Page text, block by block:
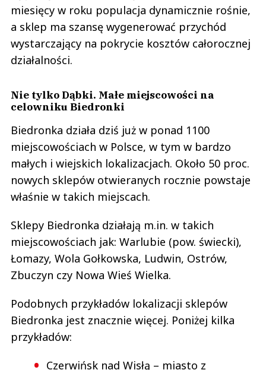
miesięcy w roku populacja dynamicznie rośnie,
a sklep ma szansę wygenerować przychód
wystarczający na pokrycie kosztów całorocznej
działalności.
Nie tylko Dąbki. Małe miejscowości na
celowniku Biedronki
Biedronka działa dziś już w ponad 1100
miejscowościach w Polsce, w tym w bardzo
małych i wiejskich lokalizacjach. Około 50 proc.
nowych sklepów otwieranych rocznie powstaje
właśnie w takich miejscach.
Sklepy Biedronka działają m.in. w takich
miejscowościach jak: Warlubie (pow. świecki),
Łomazy, Wola Gołkowska, Ludwin, Ostrów,
Zbuczyn czy Nowa Wieś Wielka.
Podobnych przykładów lokalizacji sklepów
Biedronka jest znacznie więcej. Poniżej kilka
przykładów:
Czerwińsk nad Wisłą – miasto z